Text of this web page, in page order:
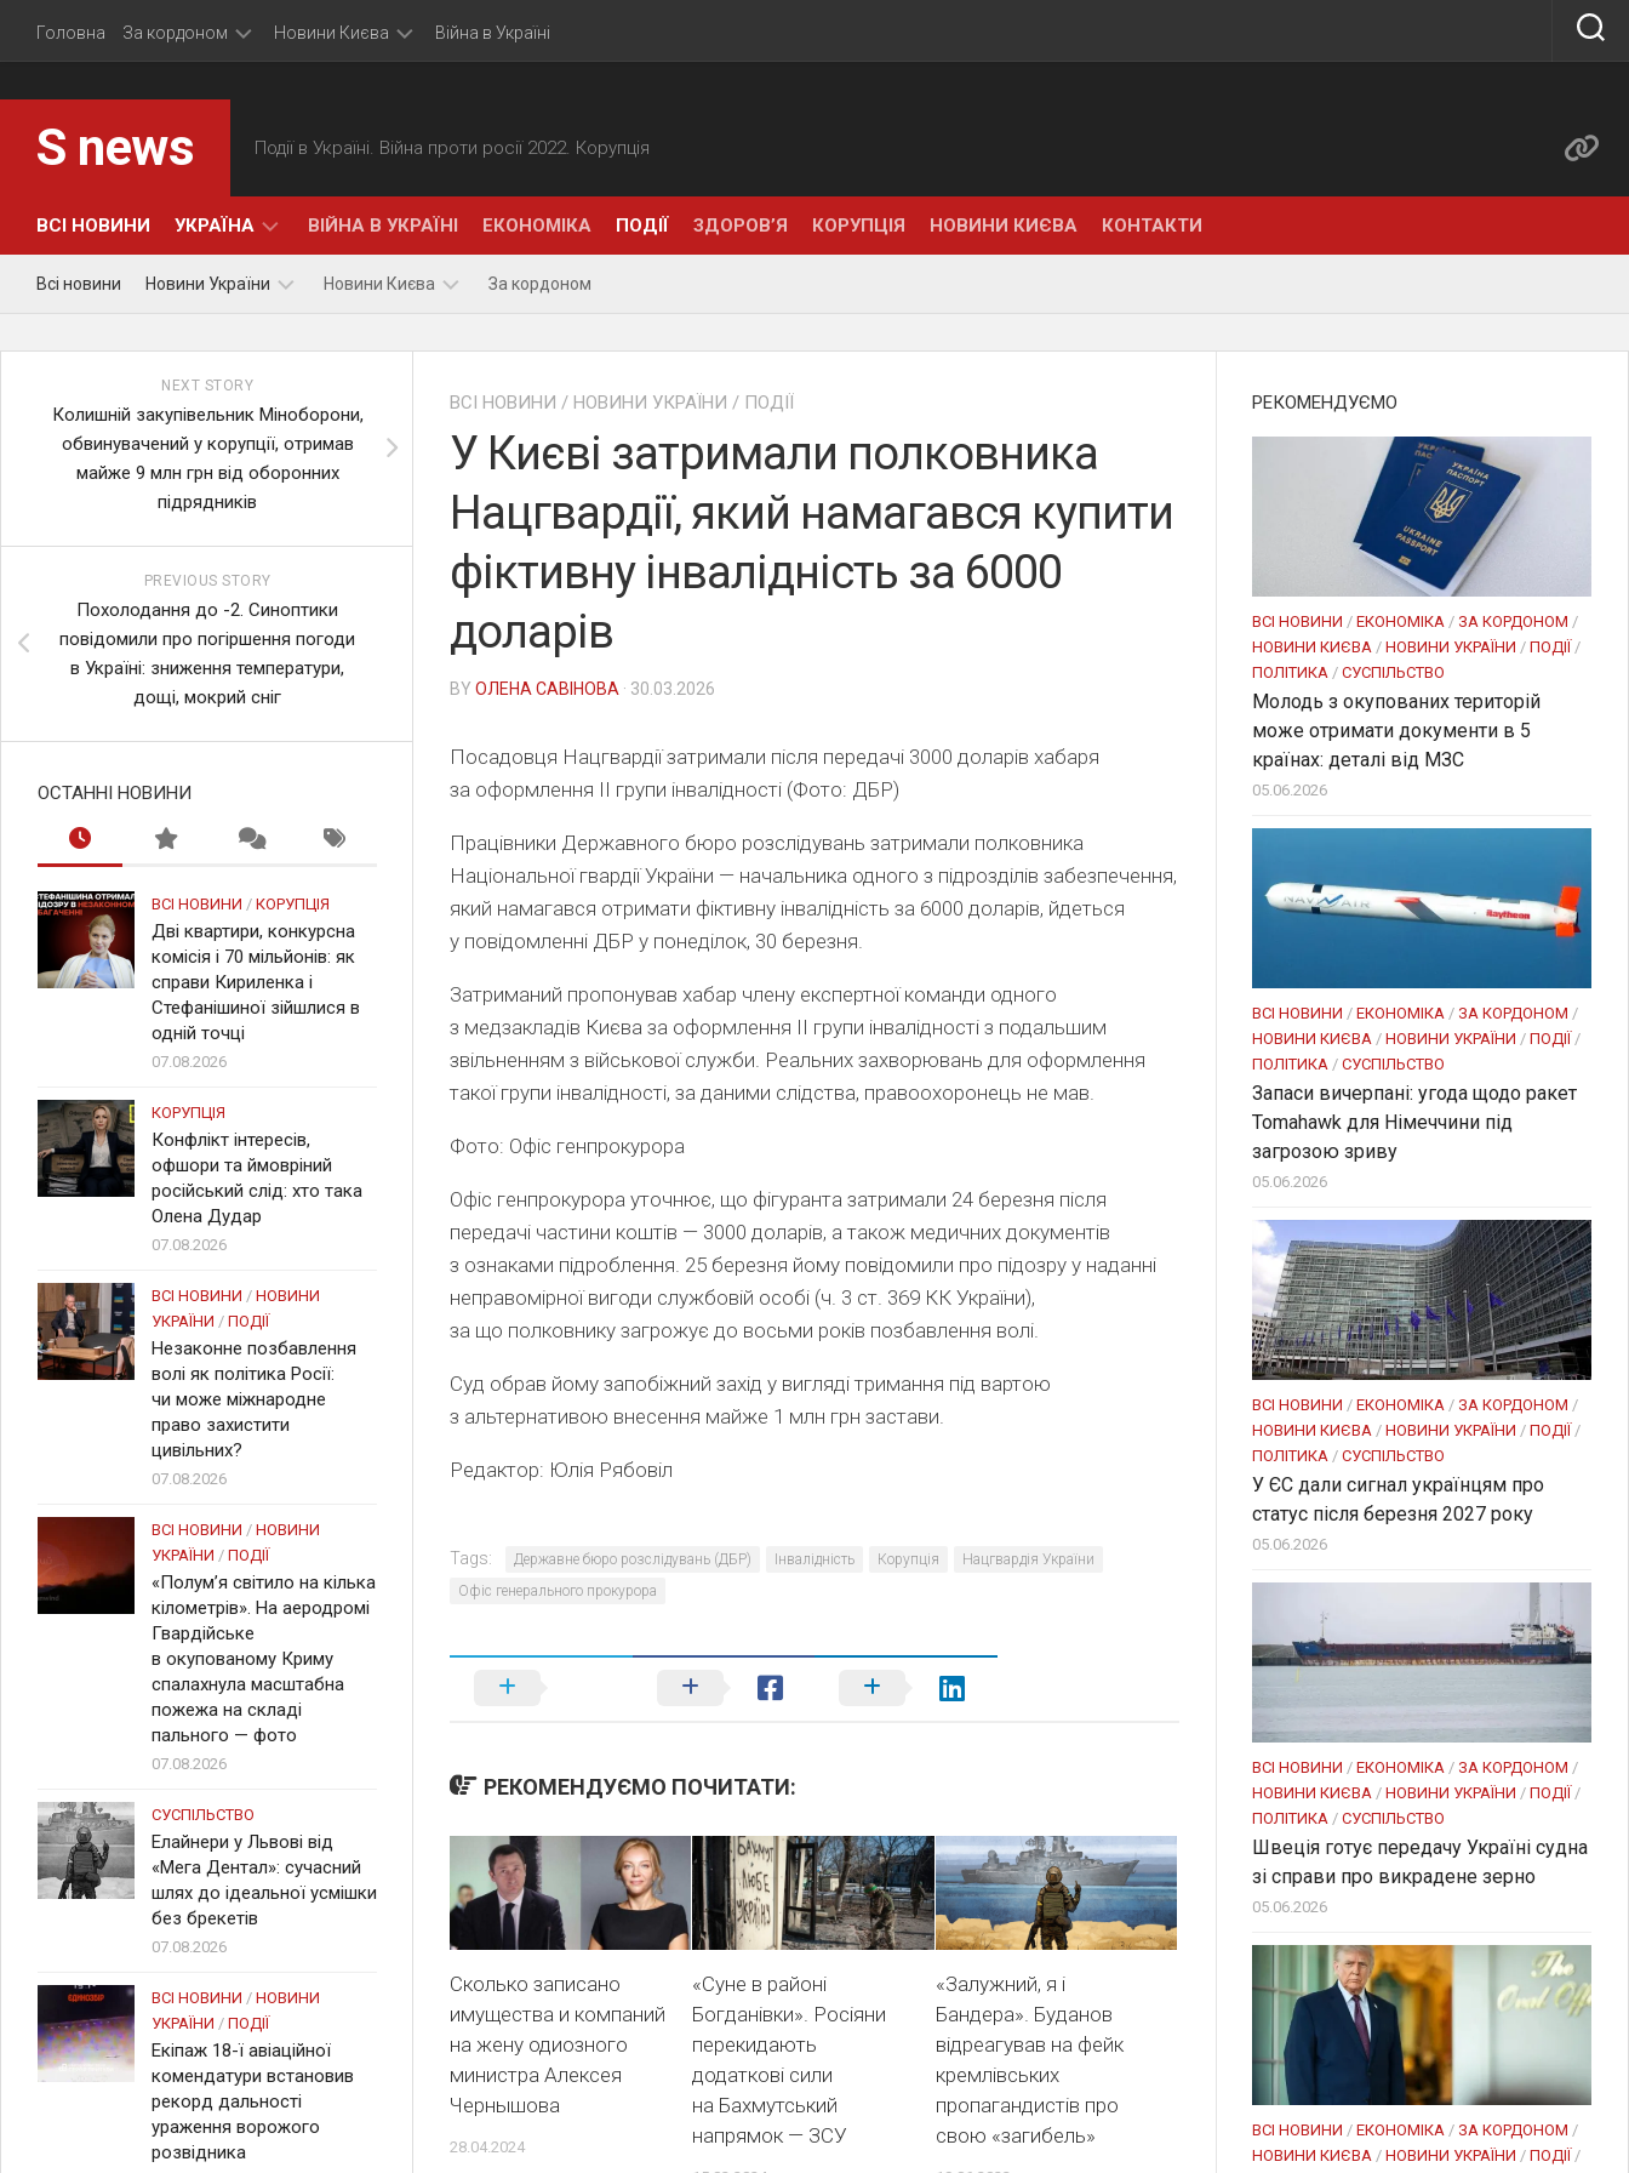
Головна За кордоном
Політика
Економіка
Новини Києва
Суспільство
Війна в Україні
S news Події в Україні. Війна проти росії 2022. Корупція
ВСІ НОВИНИ УКРАЇНА
ПОЛІТИКА
ВІЙНА В УКРАЇНІ ЕКОНОМІКА ПОДІЇ ЗДОРОВ’Я КОРУПЦІЯ НОВИНИ КИЄВА КОНТАКТИ
Всі новини Новини України
Політика
Новини Києва
Події
За кордоном
ВСІ НОВИНИ / НОВИНИ УКРАЇНИ / ПОДІЇ
У Києві затримали полковника
Нацгвардії, який намагався купити
фіктивну інвалідність за 6000
доларів
BY ОЛЕНА САВІНОВА · 30.03.2026
Посадовця Нацгвардії затримали після передачі 3000 доларів хабаря
за оформлення ІІ групи інвалідності (Фото: ДБР)
Працівники Державного бюро розслідувань затримали полковника
Національної гвардії України — начальника одного з підрозділів забезпечення,
який намагався отримати фіктивну інвалідність за 6000 доларів, йдеться
у повідомленні ДБР у понеділок, 30 березня.
Затриманий пропонував хабар члену експертної команди одного
з медзакладів Києва за оформлення ІІ групи інвалідності з подальшим
звільненням з військової служби. Реальних захворювань для оформлення
такої групи інвалідності, за даними слідства, правоохоронець не мав.
Фото: Офіс генпрокурора
Офіс генпрокурора уточнює, що фігуранта затримали 24 березня після
передачі частини коштів — 3000 доларів, а також медичних документів
з ознаками підроблення. 25 березня йому повідомили про підозру у наданні
неправомірної вигоди службовій особі (ч. 3 ст. 369 КК України),
за що полковнику загрожує до восьми років позбавлення волі.
Суд обрав йому запобіжний захід у вигляді тримання під вартою
з альтернативою внесення майже 1 млн грн застави.
Редактор: Юлія Рябовіл
Tags: Державне бюро розслідувань (ДБР) Інвалідність Корупція
Нацгвардія України
Офіс генерального прокурора
РЕКОМЕНДУЄМО ПОЧИТАТИ:
Сколько записано
имущества и компаний
на жену одиозного
министра Алексея
Чернышова
28.04.2024
«Суне в районі
Богданівки». Росіяни
перекидають
додаткові сили
на Бахмутський
напрямок — ЗСУ
«Залужний, я і
Бандера». Буданов
відреагував на фейк
кремлівських
пропагандистів про
свою «загибель»
NEXT STORY
Колишній закупівельник Міноборони,
обвинувачений у корупції, отримав
майже 9 млн грн від оборонних
підрядників
PREVIOUS STORY
Похолодання до -2. Синоптики
повідомили про погіршення погоди
в Україні: зниження температури,
дощі, мокрий сніг
ОСТАННІ НОВИНИ
ВСІ НОВИНИ / КОРУПЦІЯ
Дві квартири, конкурсна
комісія і 70 мільйонів: як
справи Кириленка і
Стефанішиної зійшлися в
одній точці
07.08.2026
КОРУПЦІЯ
Конфлікт інтересів,
офшори та ймовріний
російський слід: хто така
Олена Дудар
07.08.2026
ВСІ НОВИНИ / НОВИНИ
УКРАЇНИ / ПОДІЇ
Незаконне позбавлення
волі як політика Росії:
чи може міжнародне
право захистити
цивільних?
07.08.2026
ВСІ НОВИНИ / НОВИНИ
УКРАЇНИ / ПОДІЇ
«Полум’я світило на кілька
кілометрів». На аеродромі
Гвардійське
в окупованому Криму
спалахнула масштабна
пожежа на складі
пального — фото
07.08.2026
СУСПІЛЬСТВО
Елайнери у Львові від
«Мега Дентал»: сучасний
шлях до ідеальної усмішки
без брекетів
07.08.2026
ВСІ НОВИНИ / НОВИНИ
УКРАЇНИ / ПОДІЇ
Екіпаж 18-ї авіаційної
комендатури встановив
рекорд дальності
ураження ворожого
розвідника
РЕКОМЕНДУЄМО
ВСІ НОВИНИ / ЕКОНОМІКА / ЗА КОРДОНОМ /
НОВИНИ КИЄВА / НОВИНИ УКРАЇНИ / ПОДІЇ /
ПОЛІТИКА / СУСПІЛЬСТВО
Молодь з окупованих територій
може отримати документи в 5
країнах: деталі від МЗС
05.06.2026
ВСІ НОВИНИ / ЕКОНОМІКА / ЗА КОРДОНОМ /
НОВИНИ КИЄВА / НОВИНИ УКРАЇНИ / ПОДІЇ /
ПОЛІТИКА / СУСПІЛЬСТВО
Запаси вичерпані: угода щодо ракет
Tomahawk для Німеччини під
загрозою зриву
05.06.2026
ВСІ НОВИНИ / ЕКОНОМІКА / ЗА КОРДОНОМ /
НОВИНИ КИЄВА / НОВИНИ УКРАЇНИ / ПОДІЇ /
ПОЛІТИКА / СУСПІЛЬСТВО
У ЄС дали сигнал українцям про
статус після березня 2027 року
05.06.2026
ВСІ НОВИНИ / ЕКОНОМІКА / ЗА КОРДОНОМ /
НОВИНИ КИЄВА / НОВИНИ УКРАЇНИ / ПОДІЇ/
ПОЛІТИКА / СУСПІЛЬСТВО
Швеція готує передачу Україні судна
зі справи про викрадене зерно
05.06.2026
ВСІ НОВИНИ / ЕКОНОМІКА / ЗА КОРДОНОМ /
НОВИНИ КИЄВА / НОВИНИ УКРАЇНИ / ПОДІЇ/